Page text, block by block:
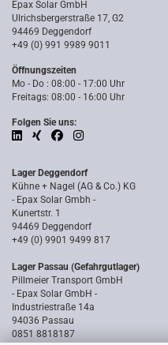
Epax Solar GmbH
Ulrichsbergerstraße 17, G2
94469 Deggendorf
+49 (0) 991 9989 9011
Öffnungszeiten
Mo - Do : 08:00 - 17:00 Uhr
Freitags: 08:00 - 16:00 Uhr
Folgen Sie uns:
Lager Deggendorf
Kühne + Nagel (AG & Co.) KG
- Epax Solar Gmbh -
Kunertstr. 1
94469 Deggendorf
+49 (0) 9901 9499 817
Lager Passau (Gefahrgutlager)
Pillmeier Transport GmbH
- Epax Solar GmbH -
Industriestraße 14a
94036 Passau
0851 8818187